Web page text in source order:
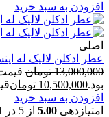
افزودن به سبد خرید
اصلی
عطر ادکلن لالیک له
13,000,000 تومان
بود.10,500,000 تومان
افزودن به سبد خرید
امتیازدهی 5.00 از 5 در